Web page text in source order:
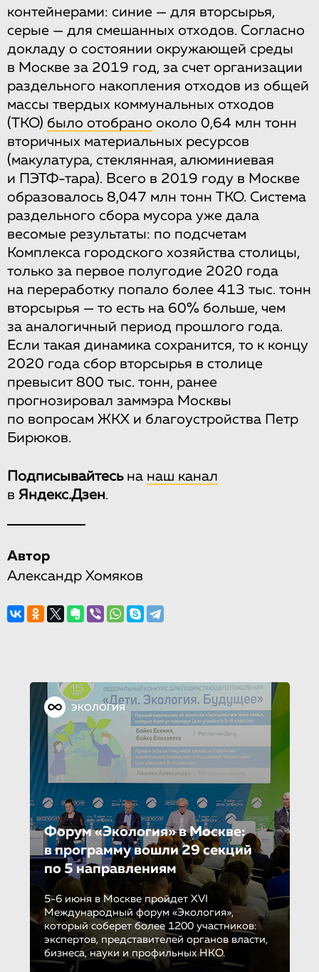
контейнерами: синие — для вторсырья,
серые — для смешанных отходов. Согласно
докладу о состоянии окружающей среды
в Москве за 2019 год, за счет организации
раздельного накопления отходов из общей
массы твердых коммунальных отходов
(ТКО) было отобрано около 0,64 млн тонн
вторичных материальных ресурсов
(макулатура, стеклянная, алюминиевая
и ПЭТФ-тара). Всего в 2019 году в Москве
образовалось 8,047 млн тонн ТКО. Система
раздельного сбора мусора уже дала
весомые результаты: по подсчетам
Комплекса городского хозяйства столицы,
только за первое полугодие 2020 года
на переработку попало более 413 тыс. тонн
вторсырья — то есть на 60% больше, чем
за аналогичный период прошлого года.
Если такая динамика сохранится, то к концу
2020 года сбор вторсырья в столице
превысит 800 тыс. тонн, ранее
прогнозировал заммэра Москвы
по вопросам ЖКХ и благоустройства Петр
Бирюков.
Подписывайтесьна наш канал
в Яндекс.Дзен.
Автор
Александр Хомяков
ЭКОЛОГИЯ
Форум «Экология» в Москве:
в программу вошли 29 секций
по 5 направле­ни­ям
5-6 июня в Москве пройдет XVI
Международный форум «Экология»,
который соберет более 1200 участников:
экспертов, представителей органов власти,
бизнеса, науки и профильных НКО.